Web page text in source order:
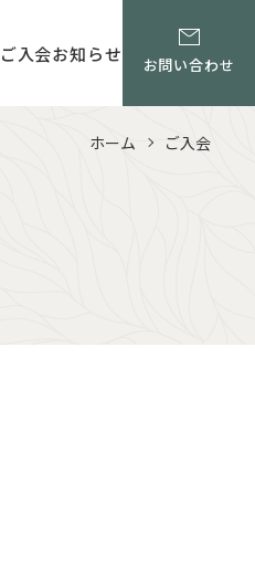
ご入会お知らせ お問い合わせ
ホーム ご入会